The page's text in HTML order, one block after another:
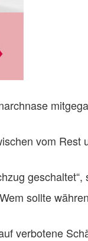
vom
sollte
verbotene